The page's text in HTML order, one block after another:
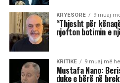
KRYESORE 9 muaj
“Thjesht për
njofton botimin e
KRITIKE 9 muaj më
Mustafa Nano:
duke e bërë në